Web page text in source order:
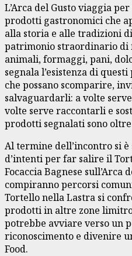
L’Arca del Gusto viaggia
prodotti gastronomici che
alla storia e alle tradizioni
patrimonio straordinario di
animali, formaggi, pani,
segnala l’esistenza di
che possano scomparire,
salvaguardarli: a volte
volte serve raccontarli e
prodotti segnalati sono
Al termine dell’incontro si
d’intenti per far salire il
Focaccia Bagnese sull’Arca
compiranno percorsi
Tortello nella Lastra si
prodotti in altre zone
potrebbe avviare verso un
riconoscimento e divenire
Food.